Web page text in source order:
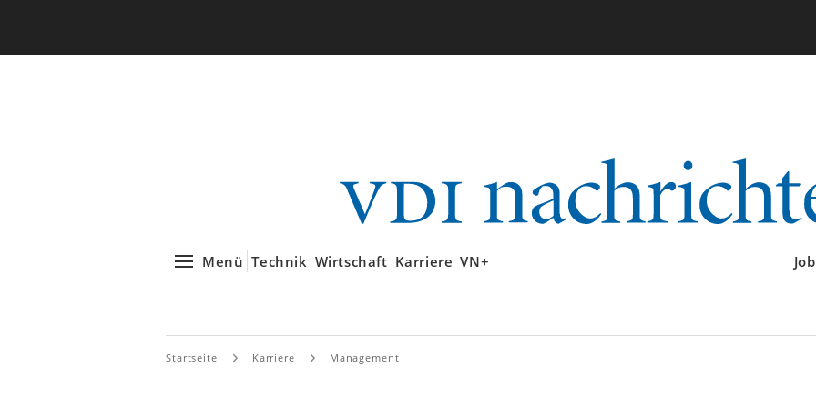
Menü Technik Wirtschaft Karriere VN+
Startseite Karriere Management